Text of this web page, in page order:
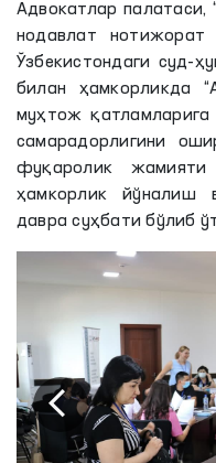
Адвокатлар палатаси,
нодавлат нотижорат
Ўзбекистондаги суд-
билан ҳамкорликда
муҳтож
самарадорлигини
фуқаролик жамияти
ҳамкорлик йўналиш
давра суҳбати бўлиб